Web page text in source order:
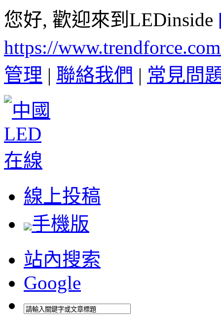
您好, 歡迎來到LEDinside
https://
管理 | 聯絡我們 | 常見問
線上投稿
手機版
站內搜索
Google